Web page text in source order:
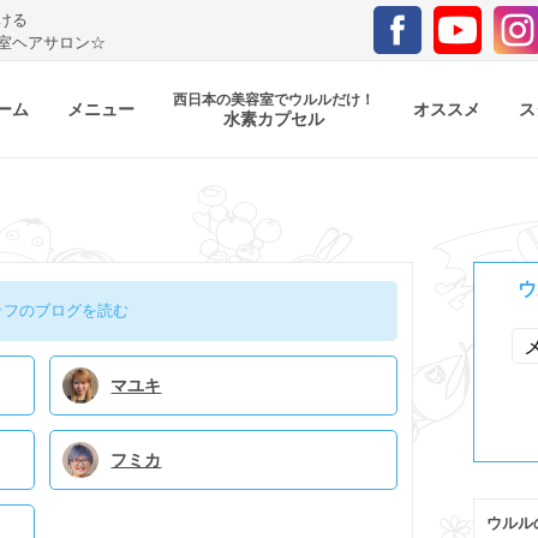
る
ヘアサロン☆
ム メニュー 西日本の美容室でウルルだけ！
水素カプセル オススメ
のブログを読む
マユキ
フミカ
ウルル